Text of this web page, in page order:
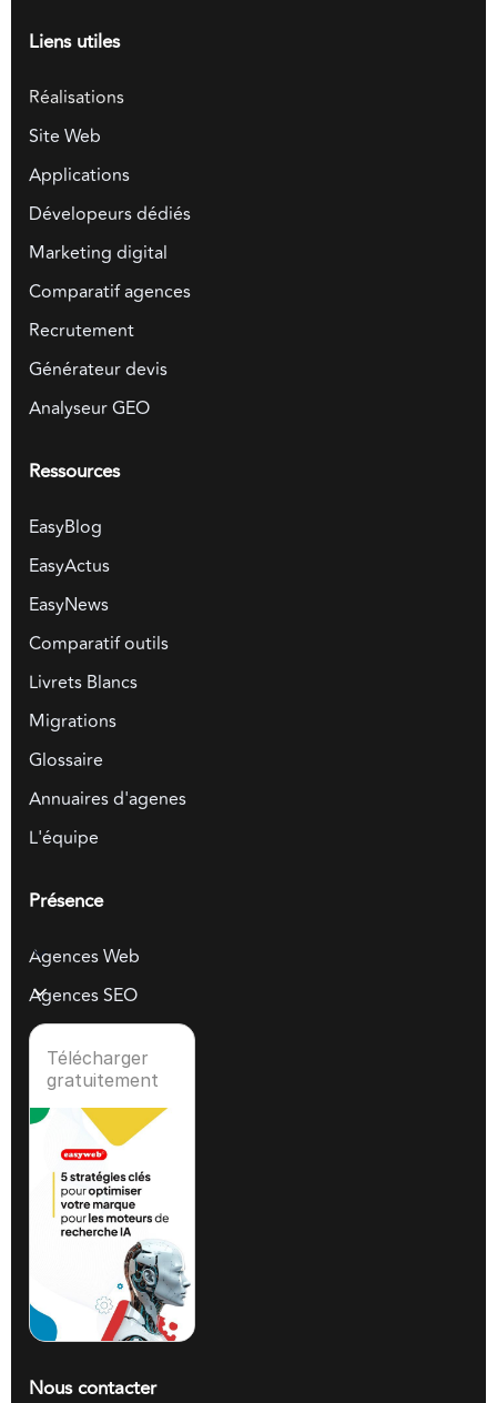
Liens utiles
Réalisations
Site Web
Applications
Dévelopeurs dédiés
Marketing digital
Comparatif agences
Recrutement
Générateur devis
Analyseur GEO
Ressources
EasyBlog
EasyActus
EasyNews
Comparatif outils
Livrets Blancs
Migrations
Glossaire
Annuaires d'agenes
L'équipe
Présence
Agences Web
Agences SEO
Télécharger
gratuitement
Nous contacter